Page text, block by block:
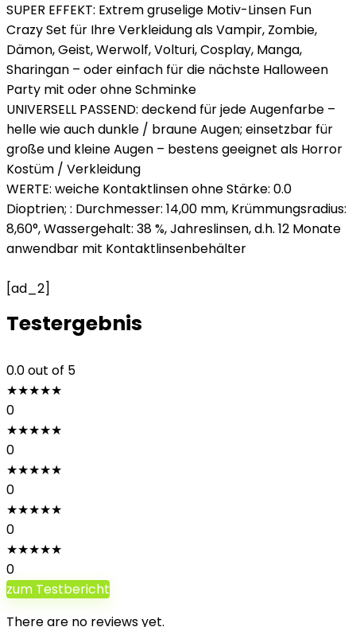
SUPER EFFEKT: Extrem gruselige Motiv-Linsen Fun
Crazy Set für Ihre Verkleidung als Vampir, Zombie,
Dämon, Geist, Werwolf, Volturi, Cosplay, Manga,
Sharingan – oder einfach für die nächste Halloween
Party mit oder ohne Schminke
UNIVERSELL PASSEND: deckend für jede Augenfarbe –
helle wie auch dunkle / braune Augen; einsetzbar für
große und kleine Augen – bestens geeignet als Horror
Kostüm / Verkleidung
WERTE: weiche Kontaktlinsen ohne Stärke: 0.0
Dioptrien; : Durchmesser: 14,00 mm, Krümmungsradius:
8,60°, Wassergehalt: 38 %, Jahreslinsen, d.h. 12 Monate
anwendbar mit Kontaktlinsenbehälter
[ad_2]
Testergebnis
0.0out of 5
★★★★★
0
★★★★★
0
★★★★★
0
★★★★★
0
★★★★★
0
zum Testbericht
There are no reviews yet.